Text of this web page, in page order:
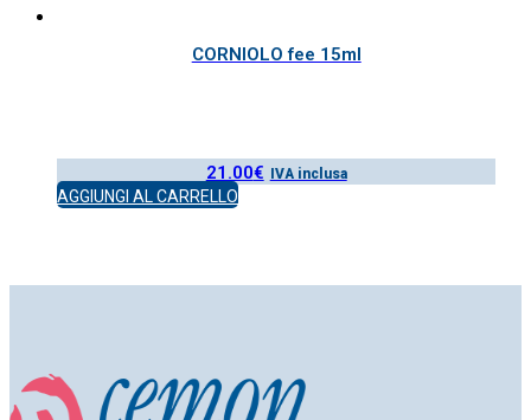
CORNIOLO fee 15ml
21.00€ IVA inclusa
AGGIUNGI AL CARRELLO